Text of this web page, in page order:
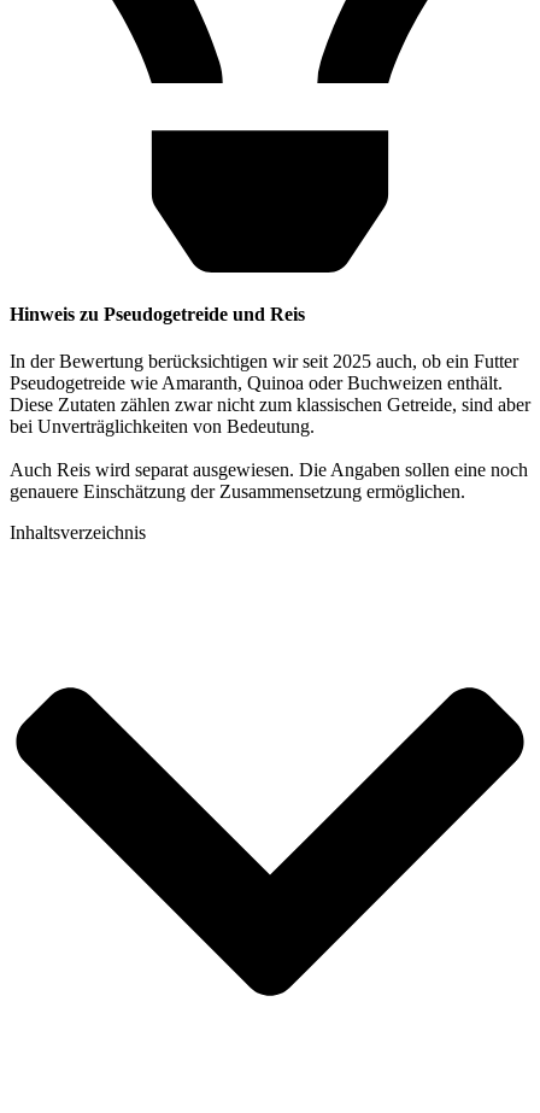
Hinweis zu Pseudogetreide und Reis
In der Bewertung berücksichtigen wir seit 2025 auch, ob ein Futter
Pseudogetreide wie Amaranth, Quinoa oder Buchweizen enthält.
Diese Zutaten zählen zwar nicht zum klassischen Getreide, sind aber
bei Unverträglichkeiten von Bedeutung.
Auch Reis wird separat ausgewiesen. Die Angaben sollen eine noch
genauere Einschätzung der Zusammensetzung ermöglichen.
Inhaltsverzeichnis​